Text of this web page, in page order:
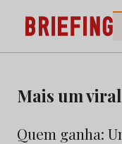
content
Briefing: Todas
Marketing e da
Mais um
Quem ganha: